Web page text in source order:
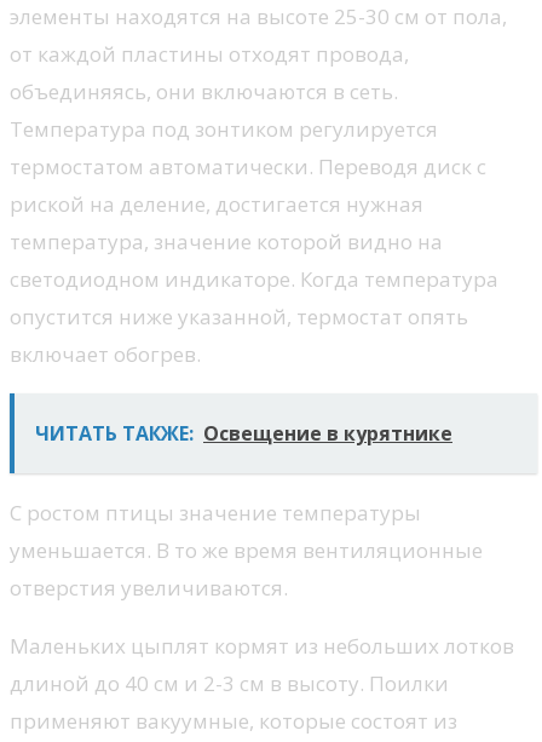
элементы находятся на высоте 25-30 см от пола,
от каждой пластины отходят провода,
объединяясь, они включаются в сеть.
Температура под зонтиком регулируется
термостатом автоматически. Переводя диск с
риской на деление, достигается нужная
температура, значение которой видно на
светодиодном индикаторе. Когда температура
опустится ниже указанной, термостат опять
включает обогрев.
ЧИТАТЬ ТАКЖЕ: Освещение в курятнике
С ростом птицы значение температуры
уменьшается. В то же время вентиляционные
отверстия увеличиваются.
Маленьких цыплят кормят из небольших лотков
длиной до 40 см и 2-3 см в высоту. Поилки
применяют вакуумные, которые состоят из